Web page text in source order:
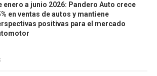
enero a junio 2026: Pandero Auto crece
en ventas de autos y mantiene
positivas para el mercado